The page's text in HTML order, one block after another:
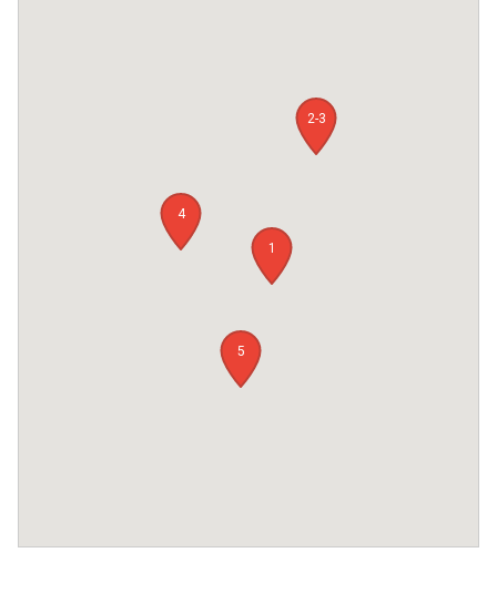
1
2-3
4
5